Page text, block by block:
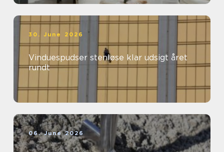
30. June 2026
Vinduespudser stenløse klar udsigt året
rundt
06. June 2026